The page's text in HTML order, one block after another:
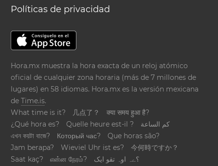
Políticas de privacidad
Hora.mx muestra la hora exacta de un reloj atómico
oficial de cualquier zona horaria (más de 7 millones de
lugares) en 58 idiomas. Hora.mx es la versión mexicana
deTime.is.
What time is it?
几点了？
क्या समय हुआ है?
¿Qué hora es?
Quelle heure est-il ?
كم الساعة
এখন কয়টা বাজে?
Который час?
Que horas são?
Jam berapa?
Wieviel Uhr ist es?
今何時ですか？
Saat kaç?
என்ன நேரம்?
؟ےہ اوہ تقو ایک